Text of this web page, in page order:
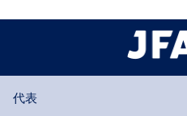
代表